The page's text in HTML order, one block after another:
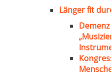
Länger fit